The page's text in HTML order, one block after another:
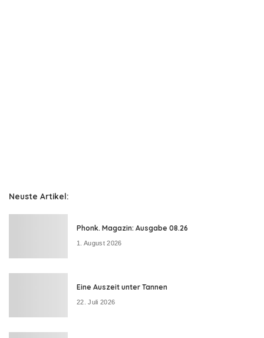
Neuste Artikel:
Phonk. Magazin: Ausgabe 08.26
1. August 2026
Eine Auszeit unter Tannen
22. Juli 2026